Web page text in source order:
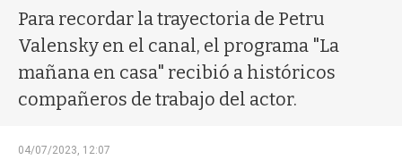
Para recordar la trayectoria de Petru
Valensky en el canal, el programa "La
mañana en casa" recibió a históricos
compañeros de trabajo del actor.
04/07/2023, 12:07